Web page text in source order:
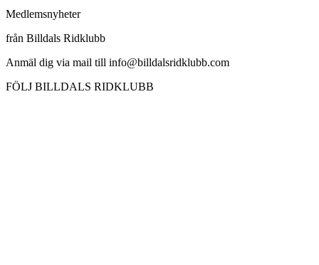
Medlemsnyheter
från Billdals Ridklubb
Anmäl dig via mail till info@billdalsridklubb.com
FÖLJ BILLDALS RIDKLUBB